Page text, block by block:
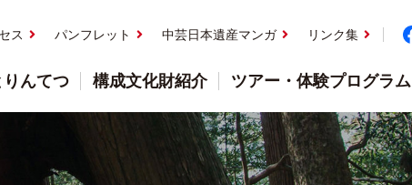
ス パンフレット 中芸日本遺産マンガ リンク集
りんてつ 構成文化財紹介 ツアー・体験プログラム